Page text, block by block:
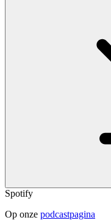
Spotify
Op onze podcastpagina